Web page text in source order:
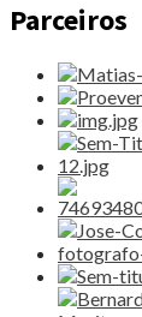
Parceiros